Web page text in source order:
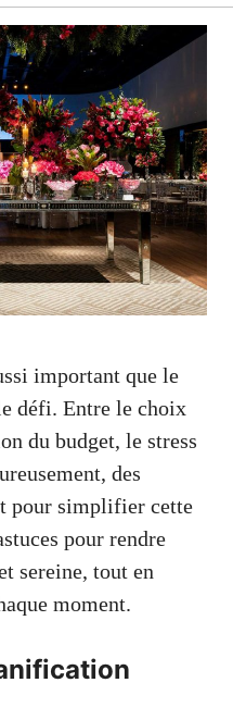
important que le
défi. Entre le choix
du budget, le stress
des
pour simplifier cette
pour rendre
sereine, tout en
moment.